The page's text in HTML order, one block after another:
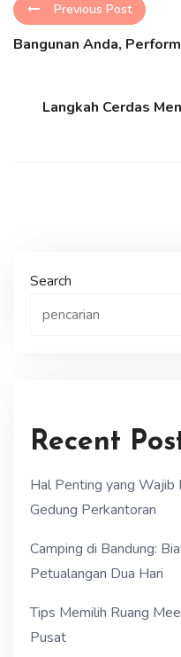
Previous Post
Bangunan Anda,
Langkah Cerdas
Search
Recent
Hal Penting yang Wajib
Gedung Perkantoran
Camping di Bandung:
Petualangan Dua Hari
Tips Memilih Ruang
Pusat